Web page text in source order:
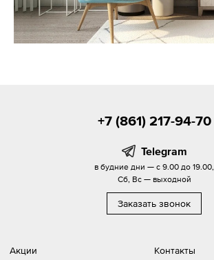
Акции Контакты
+7 (861) 217-94-70
Telegram
в будние дни — с 9.00 до 19.00,
Сб, Вс — выходной
Заказать звонок